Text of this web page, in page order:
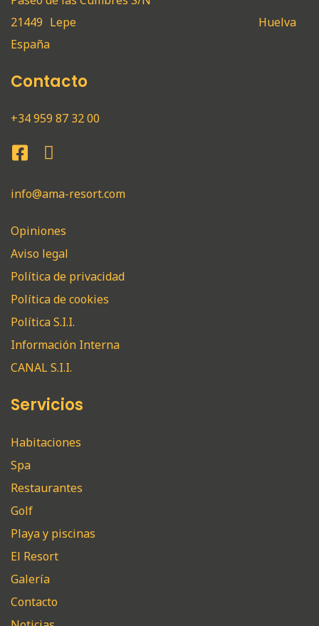
21449 Lepe
Huelva
España
Contacto
+34 959 87 32 00
info@ama-resort.com
Opiniones
Aviso legal
Política de privacidad
Política de cookies
Política S.I.I.
Información Interna
CANAL S.I.I.
Servicios
Habitaciones
Spa
Restaurantes
Golf
Playa y piscinas
El Resort
Galería
Contacto